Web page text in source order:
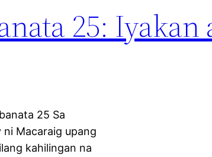
25: Iyakan
25 Sa
Macaraig upang
kahilingan na